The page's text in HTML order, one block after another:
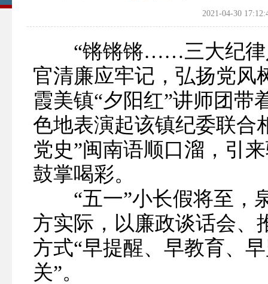
2021-04-30
“锵锵锵……三大纪律
官清廉应牢记，弘扬党风
霞美镇“夕阳红”讲师团带
色地表演起该镇纪委联合
党史”闽南语顺口溜，引
鼓掌喝彩。
“五一”小长假将至，
方实际，以廉政谈话会、
方式“早提醒、早教育、
关”。